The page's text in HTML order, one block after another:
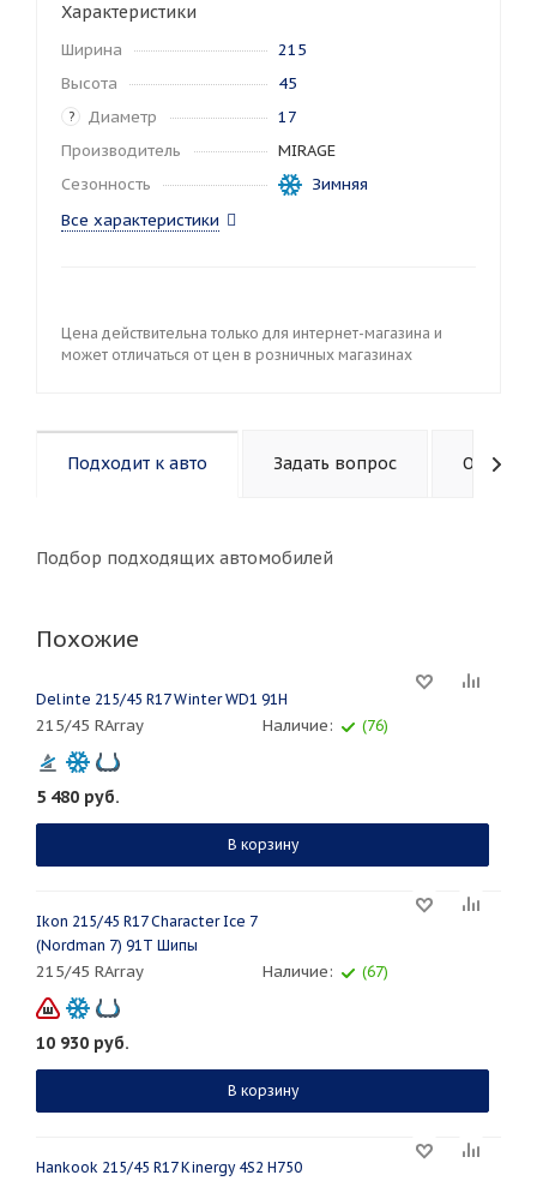
Характеристики
Ширина
215
Высота
45
? Диаметр
17
Производитель
MIRAGE
Сезонность
Зимняя
Все характеристики
Цена действительна только для интернет-магазина и
может отличаться от цен в розничных магазинах
Подходит к авто Задать вопрос
Подбор подходящих автомобилей
Похожие
Delinte 215/45 R17 Winter WD1 91H
215/45 RArray Наличие: (76)
5 480 руб.
В корзину
Ikon 215/45 R17 Character Ice 7
(Nordman 7) 91T Шипы
215/45 RArray Наличие: (67)
10 930 руб.
В корзину
Hankook 215/45 R17 Kinergy 4S2 H750